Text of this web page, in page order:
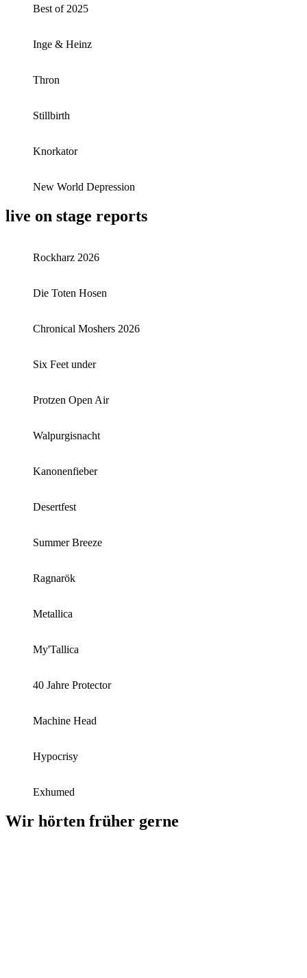
Best of 2025
Inge & Heinz
Thron
Stillbirth
Knorkator
New World Depression
live on stage reports
Rockharz 2026
Die Toten Hosen
Chronical Moshers 2026
Six Feet under
Protzen Open Air
Walpurgisnacht
Kanonenfieber
Desertfest
Summer Breeze
Ragnarök
Metallica
My'Tallica
40 Jahre Protector
Machine Head
Hypocrisy
Exhumed
Wir hörten früher gerne